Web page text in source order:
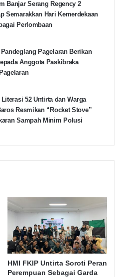
Copy URL
Banjar Serang Regency 2
Semarakkan Hari Kemerdekaan
Perlombaan
Pagelaran Berikan
Anggota Paskibraka
Literasi 52 Untirta dan Warga
Resmikan “Rocket Stove”
Sampah Minim Polusi
HMI FKIP Untirta Soroti Peran
Perempuan Sebagai Garda